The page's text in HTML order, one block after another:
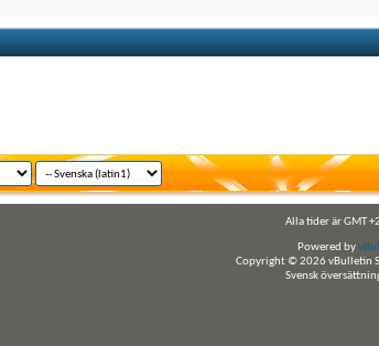
Alla tider är GMT
Powered by
Copyright © 2026 vBulletin
Svensk